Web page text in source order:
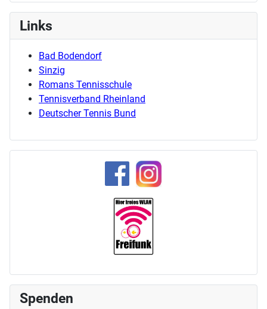
Links
Bad Bodendorf
Sinzig
Romans Tennisschule
Tennisverband Rheinland
Deutscher Tennis Bund
Spenden